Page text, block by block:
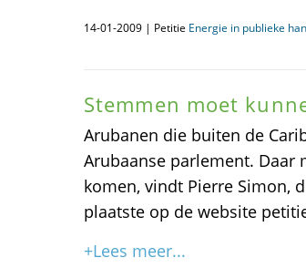
14-01-2009 | Petitie Energie in publieke
Stemmen moet
Arubanen die buiten de
Arubaanse parlement. Daar
komen, vindt Pierre Simon,
plaatste op de website
+Lees meer...